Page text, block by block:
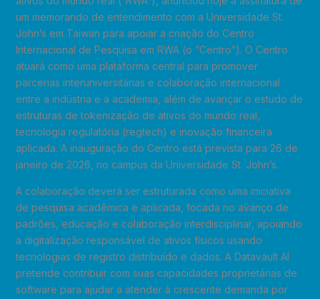
um memorando de entendimento com a Universidade St.
John’s em Taiwan para apoiar a criação do Centro
Internacional de Pesquisa em RWA (o “Centro”). O Centro
atuará como uma plataforma central para promover
parcerias interuniversitárias e colaboração internacional
entre a indústria e a academia, além de avançar o estudo de
estruturas de tokenização de ativos do mundo real,
tecnologia regulatória (regtech) e inovação financeira
aplicada. A inauguração do Centro está prevista para 26 de
janeiro de 2026, no campus da Universidade St. John’s.
A colaboração deverá ser estruturada como uma iniciativa
de pesquisa acadêmica e aplicada, focada no avanço de
padrões, educação e colaboração interdisciplinar, apoiando
a digitalização responsável de ativos físicos usando
tecnologias de registro distribuído e dados. A Datavault AI
pretende contribuir com suas capacidades proprietárias de
software para ajudar a atender à crescente demanda por